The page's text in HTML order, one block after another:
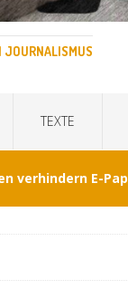
JOURNALISMUS
TEXTE
verhindern E-